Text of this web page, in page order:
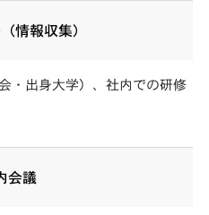
情報収集）
・出身大学）、社内での研修
会議